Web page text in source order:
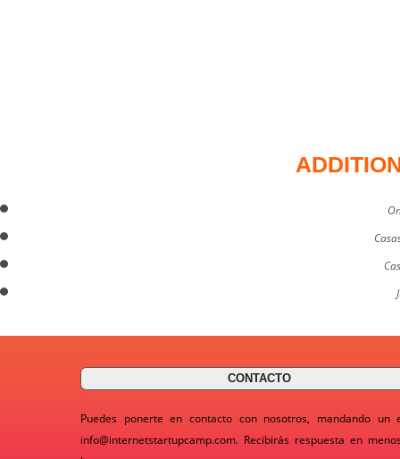
CONTACTO
Puedes ponerte en contacto con nosotros, mandando un
info@internetstartupcamp.com. Recibirás respuesta en